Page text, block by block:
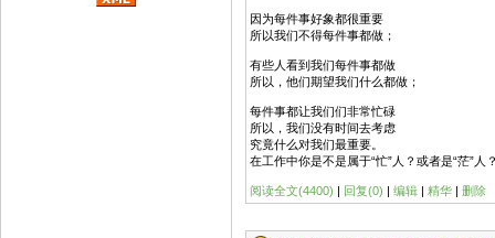
因为每件事好象都很重要
所以我们不得每件事都做；
有些人看到我们每件事都做
所以，他们期望我们什么都做；
每件事都让我们们非常忙碌
所以，我们没有时间去考虑
究竟什么对我们最重要。
在工作中你是不是属于“忙”人？或者是“茫
阅读全文(4400) | 回复(0) | 编辑 | 精华 | 删除